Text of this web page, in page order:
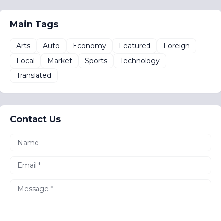
Main Tags
Arts Auto Economy Featured
Foreign
Local
Market Sports
Technology
Translated
Contact Us